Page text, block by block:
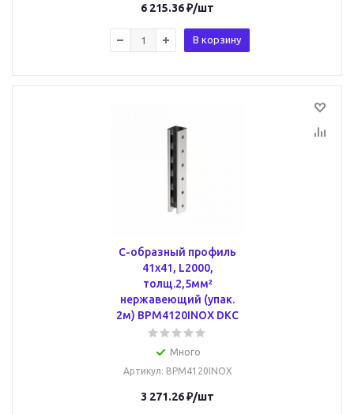
6 215.36₽/шт
В корзину
С-образный профиль
41х41, L2000,
толщ.2,5мм²
нержавеющий (упак.
2м) BPM4120INOX DKC
Много
Артикул: BPM4120INOX
3 271.26₽/шт